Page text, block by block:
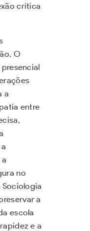
crítica
O
a
entre
no
a
escola
e a